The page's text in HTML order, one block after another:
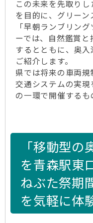
この未来を先取り
を目的に、グリー
「早朝ランブリン
ーでは、自然鑑賞
するとともに、奥
ご紹介します。
県では将来の車両
交通システムの実
の一環で開催するも
「移動型の
を青森駅東
ねぶた祭期
を気軽に体